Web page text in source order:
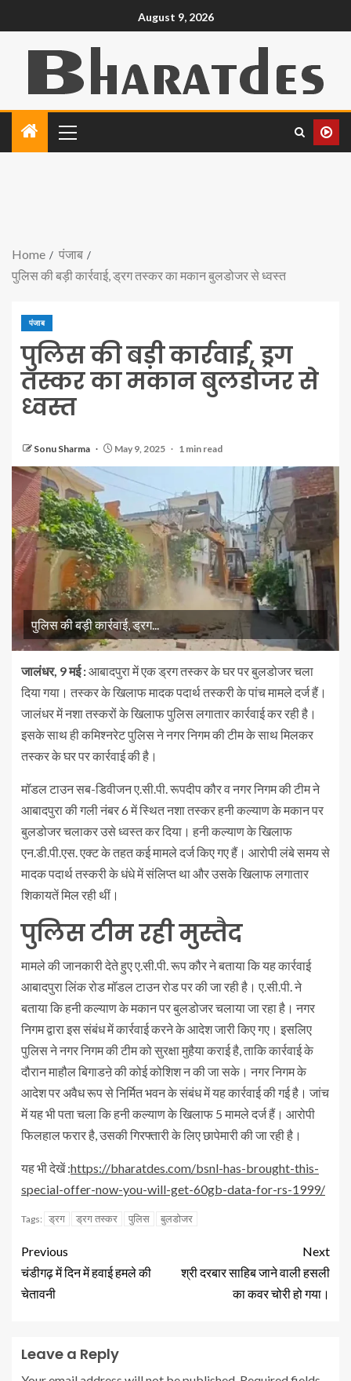
August 9, 2026
Home
पंजाब
पुलिस की बड़ी कार्रवाई, ड्रग तस्कर का मकान बुलडोजर से ध्वस्त
पंजाब
पुलिस की बड़ी कार्रवाई, ड्रग
तस्कर का मकान बुलडोजर से
ध्वस्त
Sonu Sharma May 9, 2025 1 min read
पुलिस की बड़ी कार्रवाई, ड्रग...
जालंधर, 9 मई :आबादपुरा में एक ड्रग तस्कर के घर पर बुलडोजर चला
दिया गया। तस्कर के खिलाफ मादक पदार्थ तस्करी के पांच मामले दर्ज हैं।
जालंधर में नशा तस्करों के खिलाफ पुलिस लगातार कार्रवाई कर रही है।
इसके साथ ही कमिश्नरेट पुलिस ने नगर निगम की टीम के साथ मिलकर
तस्कर के घर पर कार्रवाई की है।
मॉडल टाउन सब-डिवीजन ए.सी.पी. रूपदीप कौर व नगर निगम की टीम ने
आबादपुरा की गली नंबर 6 में स्थित नशा तस्कर हनी कल्याण के मकान पर
बुलडोजर चलाकर उसे ध्वस्त कर दिया। हनी कल्याण के खिलाफ
एन.डी.पी.एस. एक्ट के तहत कई मामले दर्ज किए गए हैं। आरोपी लंबे समय से
मादक पदार्थ तस्करी के धंधे में संलिप्त था और उसके खिलाफ लगातार
शिकायतें मिल रही थीं।
पुलिस टीम रही मुस्तैद
मामले की जानकारी देते हुए ए.सी.पी. रूप कौर ने बताया कि यह कार्रवाई
आबादपुरा लिंक रोड मॉडल टाउन रोड पर की जा रही है। ए.सी.पी. ने
बताया कि हनी कल्याण के मकान पर बुलडोजर चलाया जा रहा है। नगर
निगम द्वारा इस संबंध में कार्रवाई करने के आदेश जारी किए गए। इसलिए
पुलिस ने नगर निगम की टीम को सुरक्षा मुहैया कराई है, ताकि कार्रवाई के
दौरान माहौल बिगाडऩे की कोई कोशिश न की जा सके। नगर निगम के
आदेश पर अवैध रूप से निर्मित भवन के संबंध में यह कार्रवाई की गई है। जांच
में यह भी पता चला कि हनी कल्याण के खिलाफ 5 मामले दर्ज हैं। आरोपी
फिलहाल फरार है, उसकी गिरफ्तारी के लिए छापेमारी की जा रही है।
यह भी देखें :https://bharatdes.com/bsnl-has-brought-this-
special-offer-now-you-will-get-60gb-data-for-rs-1999/
Tags: ड्रग ड्रग तस्कर पुलिस बुलडोजर
Previous
चंडीगढ़ में दिन में हवाई हमले की
चेतावनी
Next
श्री दरबार साहिब जाने वाली हसली
का कवर चोरी हो गया।
Leave a Reply